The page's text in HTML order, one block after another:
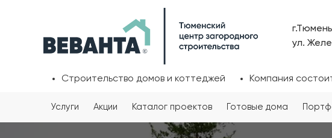
ул.
Строительство домов и коттеджей Компания
Услуги Акции Каталог проектов Готовые дома